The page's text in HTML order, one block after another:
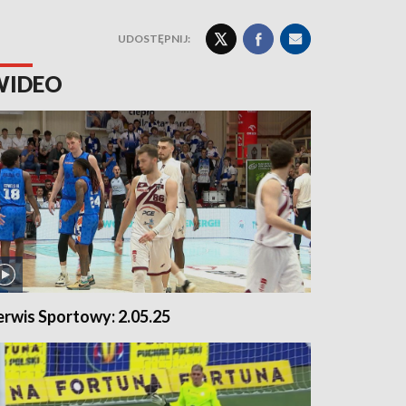
UDOSTĘPNIJ:
Sportowy: 2.05.25